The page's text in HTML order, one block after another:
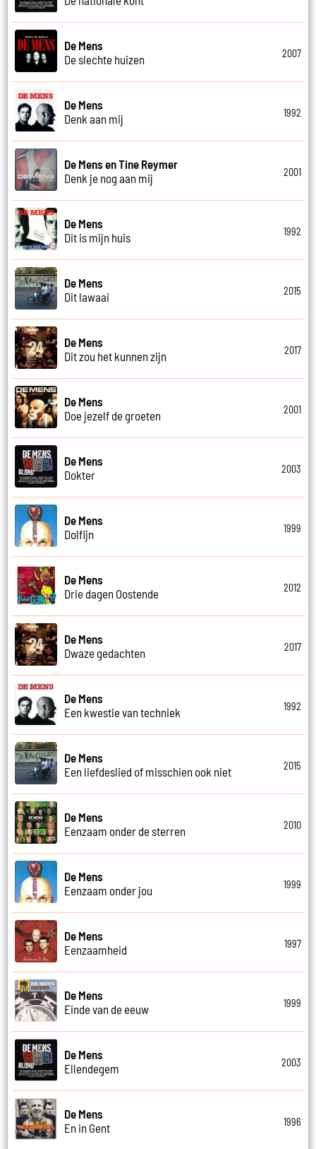
De Mens
De slechte huizen
2007
De Mens
Denk aan mij
1992
De Mens en Tine Reymer
Denk je nog aan mij
2001
De Mens
Dit is mijn huis
1992
De Mens
Dit lawaai
2015
De Mens
Dit zou het kunnen zijn
2017
De Mens
Doe jezelf de groeten
2001
De Mens
Dokter
2003
De Mens
Dolfijn
1999
De Mens
Drie dagen Oostende
2012
De Mens
Dwaze gedachten
2017
De Mens
Een kwestie van techniek
1992
De Mens
Een liefdeslied of misschien ook niet
2015
De Mens
Eenzaam onder de sterren
2010
De Mens
Eenzaam onder jou
1999
De Mens
Eenzaamheid
1997
De Mens
Einde van de eeuw
1999
De Mens
Ellendegem
2003
De Mens
En in Gent
1996